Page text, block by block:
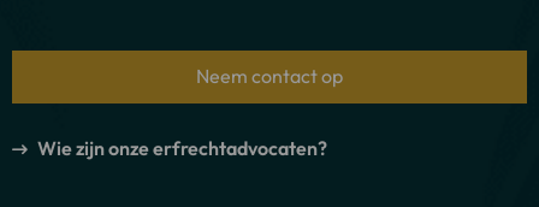
Neem contact op
Wie zijn onze erfrechtadvocaten?